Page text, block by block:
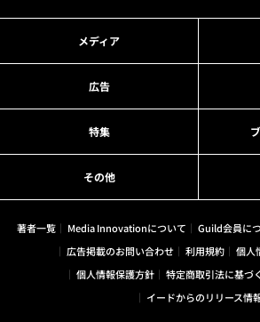
メディア
広告
特集
その他
著者一覧 Media Innovationについて Guild会員に
広告掲載のお問い合わせ
利用規約
個人
個人情報保護方針
特定商取引法に基づ
イードからのリリース情